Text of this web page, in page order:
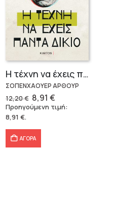
Η τέχνη να έχεις πάντα δίκιο – Άρθουρ Σοπενχάουερ
ΣΟΠΕΝΧΑΟΥΕΡ ΑΡΘΟΥΡ
12,20€ Original
price
was:
8,91 €Η
τρέχουσα
τιμή
Προηγούμενη τιμή:
8,91 €.
ΑΓΟΡΑ